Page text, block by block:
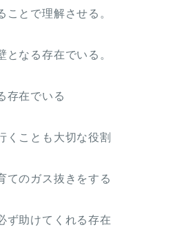
とで理解させる。
なる存在でいる。
存在でいる
ことも大切な役割
のガス抜きをする
助けてくれる存在